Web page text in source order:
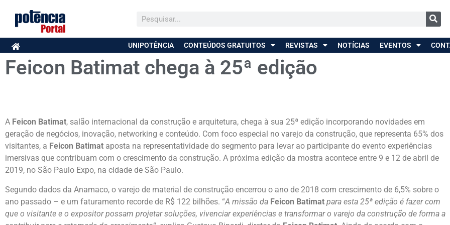
UNIPOTÊNCIA CONTEÚDOS GRATUITOS REVISTAS NOTÍCIAS EVENTOS
Feicon Batimat chega à 25ª edição
A Feicon Batimat, salão internacional da construção e arquitetura, chega à sua 25ª edição incorporando novidades em
geração de negócios, inovação, networking e conteúdo. Com foco especial no varejo da construção, que representa 65% dos
visitantes, a Feicon Batimat aposta na representatividade do segmento para levar ao participante do evento experiências
imersivas que contribuam com o crescimento da construção. A próxima edição da mostra acontece entre 9 e 12 de abril de
2019, no São Paulo Expo, na cidade de São Paulo.
Segundo dados da Anamaco, o varejo de material de construção encerrou o ano de 2018 com crescimento de 6,5% sobre o
ano passado – e um faturamento recorde de R$ 122 bilhões. “A missão da Feicon Batimat para esta 25ª edição é fazer com
que o visitante e o expositor possam projetar soluções, vivenciar experiências e transformar o varejo da construção de forma a